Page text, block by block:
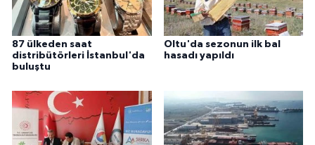
87 ülkeden saat
distribütörleri İstanbul'da
buluştu
Oltu'da sezonun ilk bal
hasadı yapıldı